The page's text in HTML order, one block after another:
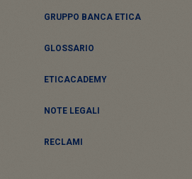
GRUPPO BANCA ETICA
GLOSSARIO
ETICACADEMY
NOTE LEGALI
RECLAMI